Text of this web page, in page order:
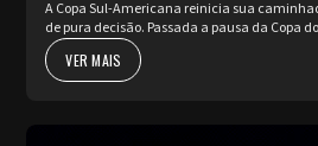
A Copa Sul-Americana reinicia sua
de pura decisão. Passada a pausa da Copa
a pulsar com as partidas de ida da fase de
VER MAIS